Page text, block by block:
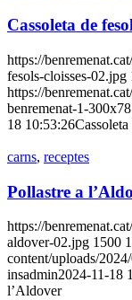
Cassoleta de
https://
fesols-cloisses-02.jpg
https://
benremenat-1-
18 10:53:26
carns, receptes
Pollastre a
https://
aldover-02.jpg 1500
content/uploads/
insadmin2024-11-18
l’Aldover